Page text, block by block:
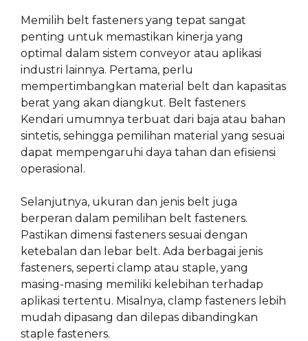
Memilih belt fasteners yang tepat sangat
penting untuk memastikan kinerja yang
optimal dalam sistem conveyor atau aplikasi
industri lainnya. Pertama, perlu
mempertimbangkan material belt dan kapasitas
berat yang akan diangkut. Belt fasteners
Kendari umumnya terbuat dari baja atau bahan
sintetis, sehingga pemilihan material yang sesuai
dapat mempengaruhi daya tahan dan efisiensi
operasional.
Selanjutnya, ukuran dan jenis belt juga
berperan dalam pemilihan belt fasteners.
Pastikan dimensi fasteners sesuai dengan
ketebalan dan lebar belt. Ada berbagai jenis
fasteners, seperti clamp atau staple, yang
masing-masing memiliki kelebihan terhadap
aplikasi tertentu. Misalnya, clamp fasteners lebih
mudah dipasang dan dilepas dibandingkan
staple fasteners.